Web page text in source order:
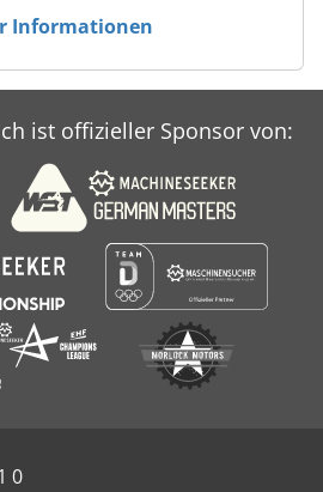
Informationen
ist offizieller Sponsor von:
0